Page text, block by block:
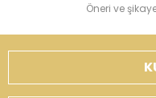
Öneri ve